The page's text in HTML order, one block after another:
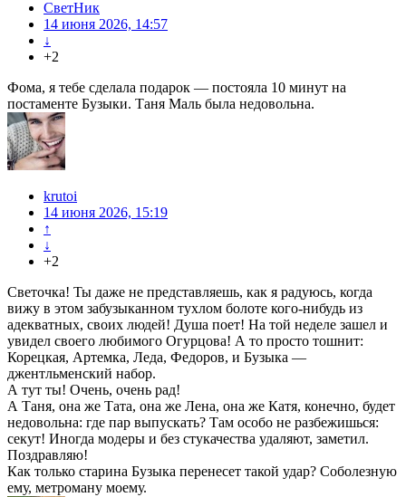
СветНик
14 июня 2026, 14:57
↓
+2
Фома, я тебе сделала подарок — постояла 10 минут на
постаменте Бузыки. Таня Маль была недовольна.
krutoi
14 июня 2026, 15:19
↑
↓
+2
Светочка! Ты даже не представляешь, как я радуюсь, когда
вижу в этом забузыканном тухлом болоте кого-нибудь из
адекватных, своих людей! Душа поет! На той неделе зашел и
увидел своего любимого Огурцова! А то просто тошнит:
Корецкая, Артемка, Леда, Федоров, и Бузыка —
джентльменский набор.
А тут ты! Очень, очень рад!
А Таня, она же Тата, она же Лена, она же Катя, конечно, будет
недовольна: где пар выпускать? Там особо не разбежишься:
секут! Иногда модеры и без стукачества удаляют, заметил.
Поздравляю!
Как только старина Бузыка перенесет такой удар? Соболезную
ему, метроману моему.